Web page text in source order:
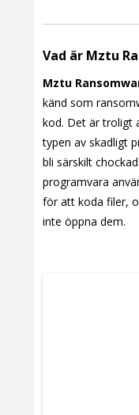
Vad är Mztu
Mztu
känd som
kod. Det är troligt
typen av skadligt
bli särskilt
programvara
för att koda filer,
inte öppna dem.